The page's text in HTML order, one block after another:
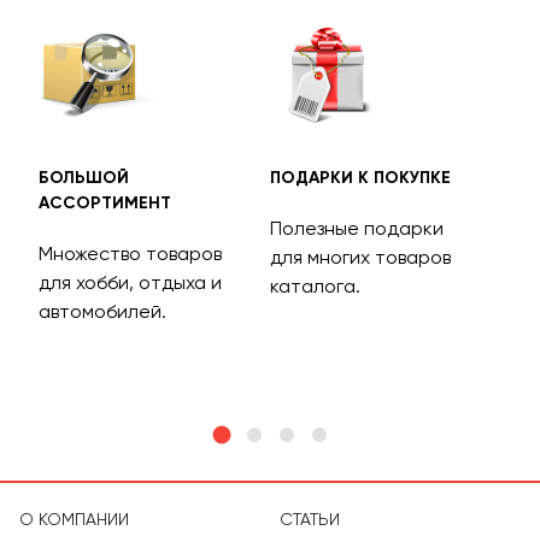
БОЛЬШОЙ
АССОРТИМЕНТ
Множество товаров
для хобби, отдыха и
автомобилей.
ПОДАРКИ К ПОКУПКЕ
Полезные подарки
для многих товаров
каталога.
О КОМПАНИИ СТАТЬИ